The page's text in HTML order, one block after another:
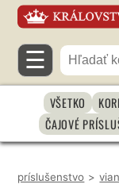
☰
VŠETKO
ČAJOVÉ
príslušenstvo >